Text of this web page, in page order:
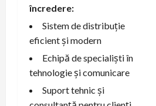
încredere:
Sistem de distribuție
eficient și modern
Echipă de specialiști în
tehnologie și comunicare
Suport tehnic și